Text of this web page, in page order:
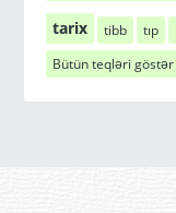
tarix tibb tıp
Bütün teqləri göstər